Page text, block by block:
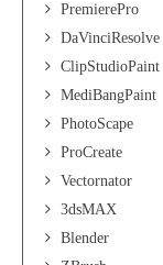
PremierePro
DaVinciResolve
ClipStudioPaint
MediBangPaint
PhotoScape
ProCreate
Vectornator
3dsMAX
Blender